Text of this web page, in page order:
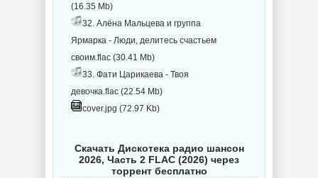
(16.35 Mb)
32. Алёна Мальцева и группа
Ярмарка - Люди, делитесь счастьем
своим.flac (30.41 Mb)
33. Фати Царикаева - Твоя
девочка.flac (22.54 Mb)
cover.jpg (72.97 Kb)
Скачать Дискотека радио шансон
2026, Часть 2 FLAC (2026) через
торрент бесплатно